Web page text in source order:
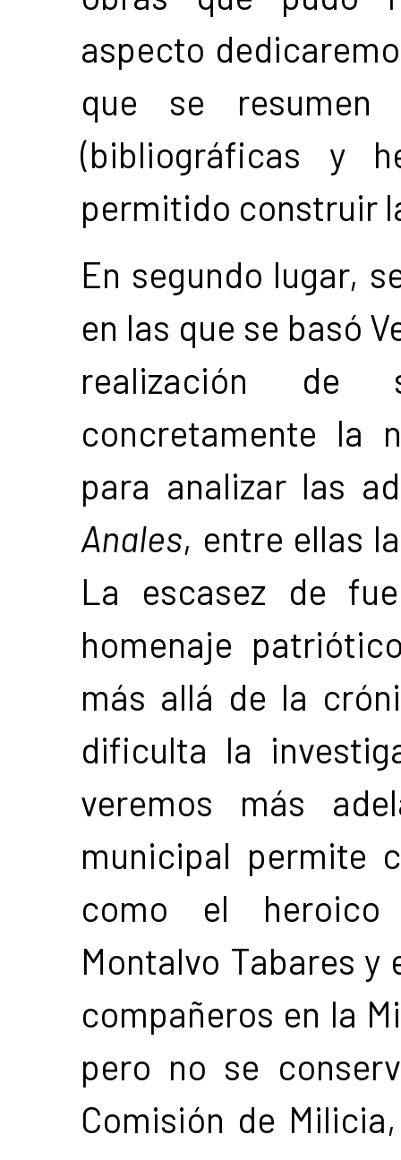
aspecto
que se resumen
(bibliográficas y
permitido construir
En segundo lugar,
en las que se basó
realización
concretamente la
para analizar las
Anales, entre ellas
La escasez de
homenaje
más allá de la
dificulta la
veremos más
municipal permite
como el heroico
Montalvo Tabares
compañeros en la
pero no se
Comisión de